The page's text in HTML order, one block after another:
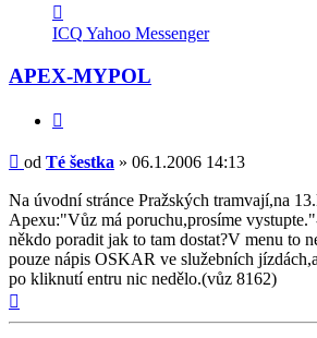
uživatele
Té
šestka
ICQ Yahoo Messenger
APEX-MYPOL
Příspěvek
od Té šestka » 06.1.2006 14:13
Na úvodní stránce Pražských tramvají,na
Apexu:"Vůz má poruchu,prosíme
někdo poradit jak to tam dostat?V menu to
pouze nápis OSKAR ve služebních
po kliknutí entru nic nedělo.(vůz 8162)